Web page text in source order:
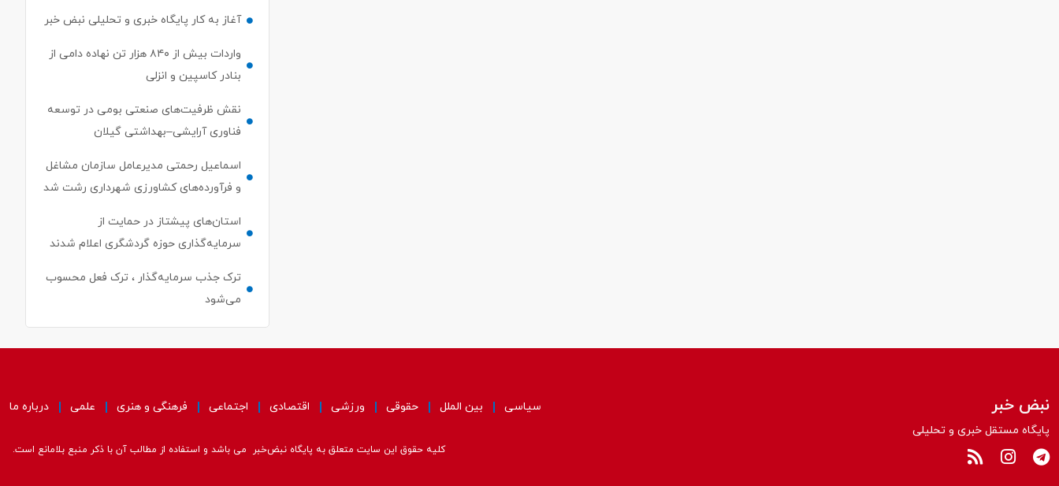
آغاز به کار پایگاه خبری و تحلیلی نبض خبر
واردات بیش از ۸۴۰ هزار تن نهاده دامی از
بنادر كاسپین و انزلی
نقش ظرفیت‌های صنعتی بومی در توسعه
فناوری آرایشی–بهداشتی گیلان
اسماعیل رحمتی مدیرعامل سازمان مشاغل
و فرآورده‌های کشاورزی شهرداری رشت شد
استان‌های پیشتاز در حمایت از
سرمایه‌گذاری حوزه گردشگری اعلام شدند
ترک جذب سرمایه‌گذار ، ترک فعل محسوب
می‌شود
نبض خبر
پایگاه مستقل خبری و تحلیلی
سیاسی بین الملل حقوقی ورزشی اقتصادی اجتماعی فرهنگی و هنری علمی درباره ما
کلیه حقوق این سایت متعلق به پایگاه نبض‌خبر می باشد و استفاده از مطالب آن با ذکر منبع بلامانع است.